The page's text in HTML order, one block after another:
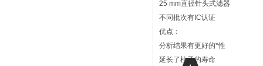
25 mm直径针头式滤器
不同批次有IC认证
优点：
分析结果有更好的*性
延长了柱子的寿命